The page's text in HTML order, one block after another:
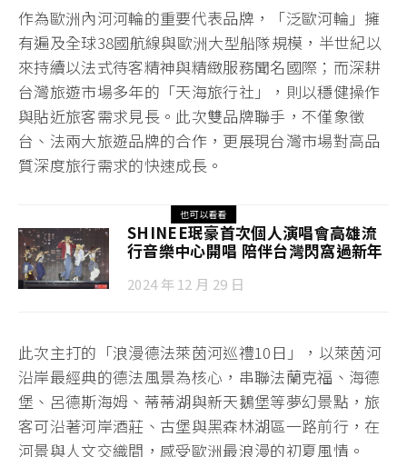
作為歐洲內河河輪的重要代表品牌，「泛歐河輪」擁
有遍及全球38國航線與歐洲大型船隊規模，半世紀以
來持續以法式待客精神與精緻服務聞名國際；而深耕
台灣旅遊市場多年的「天海旅行社」，則以穩健操作
與貼近旅客需求見長。此次雙品牌聯手，不僅象徵
台、法兩大旅遊品牌的合作，更展現台灣市場對高品
質深度旅行需求的快速成長。
也可以看看
SHINEE珉豪首次個人演唱會高雄流
行音樂中心開唱 陪伴台灣閃窩過新年
2024 年 12 月 29 日
此次主打的「浪漫德法萊茵河巡禮10日」，以萊茵河
沿岸最經典的德法風景為核心，串聯法蘭克福、海德
堡、呂德斯海姆、蒂蒂湖與新天鵝堡等夢幻景點，旅
客可沿著河岸酒莊、古堡與黑森林湖區一路前行，在
河景與人文交織間，感受歐洲最浪漫的初夏風情。